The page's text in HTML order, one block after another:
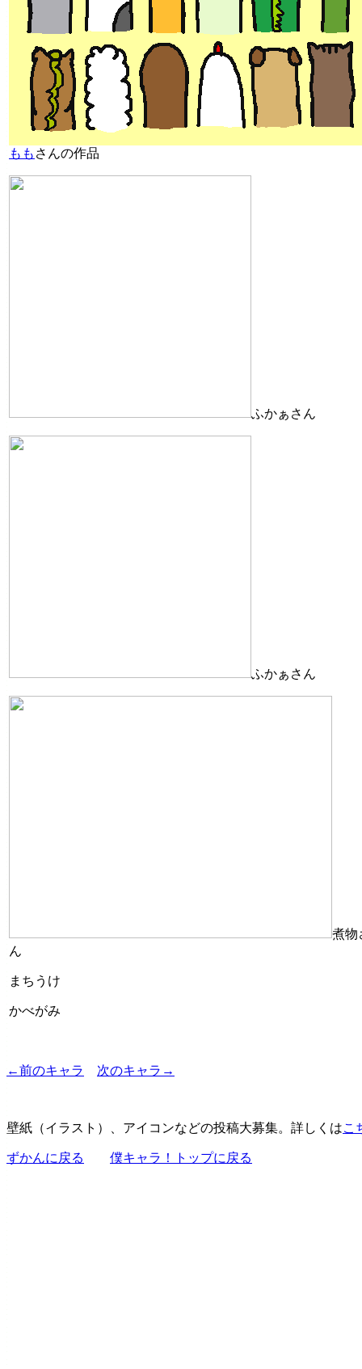
もも さんの作品
ふかぁさん
ふかぁさん
煮物
ん
まちうけ
かべがみ
←前のキャラ 次のキャラ→
壁紙（イラスト）、アイコンなどの投稿大募集。詳しくはこ
ずかんに戻る 僕キャラ！トップに戻る